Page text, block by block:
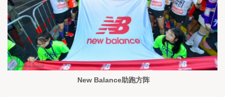
New Balance助跑方阵